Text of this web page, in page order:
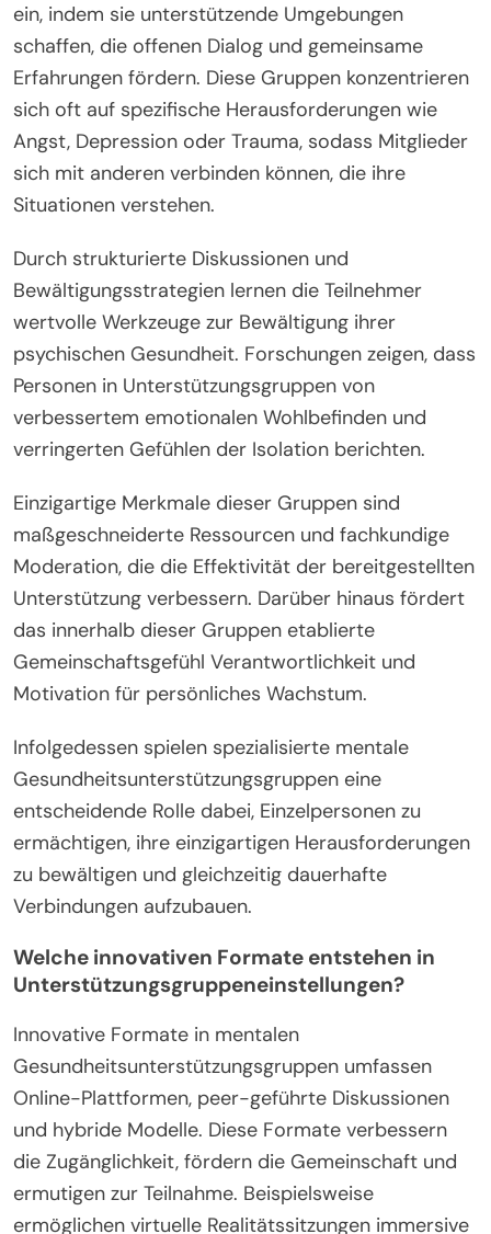
ein, indem sie unterstützende Umgebungen
schaffen, die offenen Dialog und gemeinsame
Erfahrungen fördern. Diese Gruppen konzentrieren
sich oft auf spezifische Herausforderungen wie
Angst, Depression oder Trauma, sodass Mitglieder
sich mit anderen verbinden können, die ihre
Situationen verstehen.
Durch strukturierte Diskussionen und
Bewältigungsstrategien lernen die Teilnehmer
wertvolle Werkzeuge zur Bewältigung ihrer
psychischen Gesundheit. Forschungen zeigen, dass
Personen in Unterstützungsgruppen von
verbessertem emotionalen Wohlbefinden und
verringerten Gefühlen der Isolation berichten.
Einzigartige Merkmale dieser Gruppen sind
maßgeschneiderte Ressourcen und fachkundige
Moderation, die die Effektivität der bereitgestellten
Unterstützung verbessern. Darüber hinaus fördert
das innerhalb dieser Gruppen etablierte
Gemeinschaftsgefühl Verantwortlichkeit und
Motivation für persönliches Wachstum.
Infolgedessen spielen spezialisierte mentale
Gesundheitsunterstützungsgruppen eine
entscheidende Rolle dabei, Einzelpersonen zu
ermächtigen, ihre einzigartigen Herausforderungen
zu bewältigen und gleichzeitig dauerhafte
Verbindungen aufzubauen.
Welche innovativen Formate entstehen in
Unterstützungsgruppeneinstellungen?
Innovative Formate in mentalen
Gesundheitsunterstützungsgruppen umfassen
Online-Plattformen, peer-geführte Diskussionen
und hybride Modelle. Diese Formate verbessern
die Zugänglichkeit, fördern die Gemeinschaft und
ermutigen zur Teilnahme. Beispielsweise
ermöglichen virtuelle Realitätssitzungen immersive